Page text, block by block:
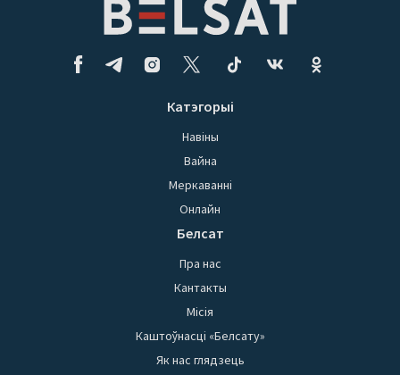
Катэгорыі
Навіны
Вайна
Меркаванні
Онлайн
Белсат
Пра нас
Кантакты
Місія
Каштоўнасці «Белсату»
Як нас глядзець